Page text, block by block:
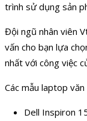
trình sử dụng sản
Đội ngũ nhân viên
vấn cho bạn lựa
nhất với công việc
Các mẫu laptop
Dell Inspiron